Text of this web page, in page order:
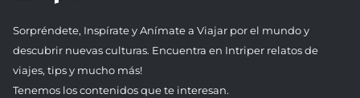
Sorpréndete, Inspírate y Anímate a Viajar por el mundo y
descubrir nuevas culturas. Encuentra en Intriper relatos de
viajes, tips y mucho más!
Tenemos los contenidos que te interesan.